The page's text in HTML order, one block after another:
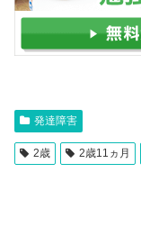
発達障害
2歳 2歳11ヵ月